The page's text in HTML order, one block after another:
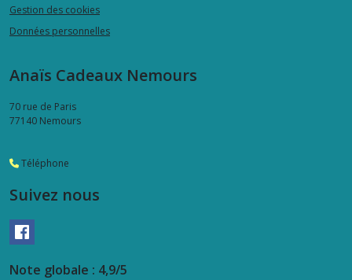
Gestion des cookies
Données personnelles
Anaïs Cadeaux Nemours
70 rue de Paris
77140 Nemours
Téléphone
Suivez nous
Note globale : 4,9/5